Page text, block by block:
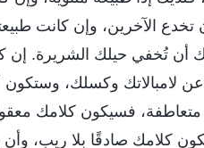
الآخرين، وإن كانت
أن تُخفي حيلك الشريرة.
لامبالاتك وكسلك، وستكون
فسيكون كلامك
كلامك صادقًا بلا ريب،